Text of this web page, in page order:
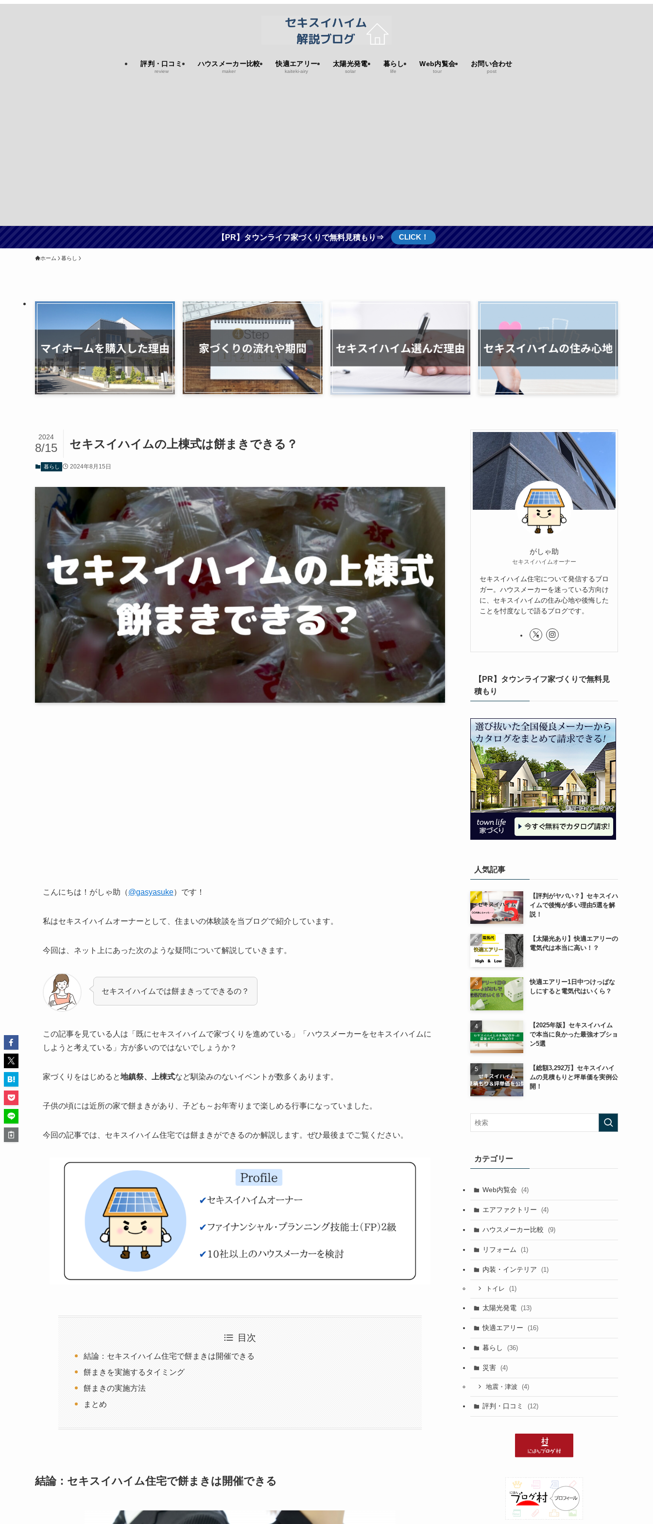
評判・口コミ
review
ハウスメーカー比較
maker
快適エアリー
kaiteki-airy
太陽光発電
solar
暮らし
life
Web内覧会
tour
お問い合わせ
post
【PR】タウンライフ家づくりで無料見積もり⇒ CLICK！
ホーム 暮らし
セキスイハイムの上棟式は餅まきできる？
2024
8/15
暮らし 2024年8月15日
こんにちは！がしゃ助（@gasyasuke）です！
私はセキスイハイムオーナーとして、住まいの体験談を当ブログで紹介しています。
今回は、ネット上にあった次のような疑問について解説していきます。
セキスイハイムでは餅まきってできるの？
この記事を見ている人は「既にセキスイハイムで家づくりを進めている」「ハウスメーカーをセキスイハイムに
しようと考えている」方が多いのではないでしょうか？
家づくりをはじめると地鎮祭、上棟式など馴染みのないイベントが数多くあります。
子供の頃には近所の家で餅まきがあり、子ども～お年寄りまで楽しめる行事になっていました。
今回の記事では、セキスイハイム住宅では餅まきができるのか解説します。ぜひ最後までご覧ください。
目次
結論：セキスイハイム住宅で餅まきは開催できる
餅まきを実施するタイミング
餅まきの実施方法
まとめ
結論：セキスイハイム住宅で餅まきは開催できる
がしゃ助
セキスイハイムオーナー
セキスイハイム住宅について発信するブロ
ガー。ハウスメーカーを迷っている方向け
に、セキスイハイムの住み心地や後悔した
ことを忖度なしで語るブログです。
【PR】タウンライフ家づくりで無料見
積もり
人気記事
【評判がヤバい？】セキスイハ
イムで後悔が多い理由5選を解
説！
【太陽光あり】快適エアリーの
電気代は本当に高い！？
快適エアリー1日中つけっぱな
しにすると電気代はいくら？
【2025年版】セキスイハイム
で本当に良かった最強オプショ
ン5選
【総額3,292万】セキスイハイ
ムの見積もりと坪単価を実例公
開！
カテゴリー
Web内覧会 (4)
エアファクトリー (4)
ハウスメーカー比較 (9)
リフォーム (1)
内装・インテリア (1)
トイレ (1)
太陽光発電 (13)
快適エアリー (16)
暮らし (36)
災害 (4)
地震・津波 (4)
評判・口コミ (12)